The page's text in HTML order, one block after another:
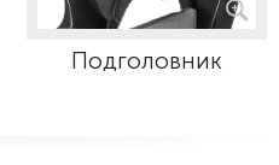
Подголовник